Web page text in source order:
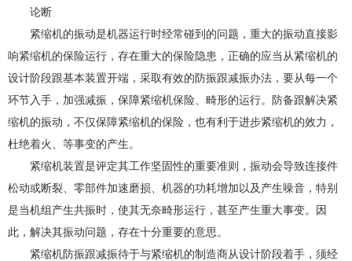
论断
紧缩机的振动是机器运行时经常碰到的问题，重大的振动直接影
响紧缩机的保险运行，存在重大的保险隐患，正确的应当从紧缩机的
设计阶段跟基本装置开端，采取有效的防振跟减振办法，要从每一个
环节入手，加强减振，保障紧缩机保险、畸形的运行。防备跟解决紧
缩机的振动，不仅保障紧缩机的保险，也有利于进步紧缩机的效力，
杜绝着火、等事变的产生。
紧缩机装置是评定其工作坚固性的重要准则，振动会导致连接件
松动或断裂、零部件加速磨损、机器的功耗增加以及产生噪音，特别
是当机组产生共振时，使其无奈畸形运行，甚至产生重大事变。因
此，解决其振动问题，存在十分重要的意思。
紧缩机防振跟减振待于与紧缩机的制造商从设计阶段着手，须经